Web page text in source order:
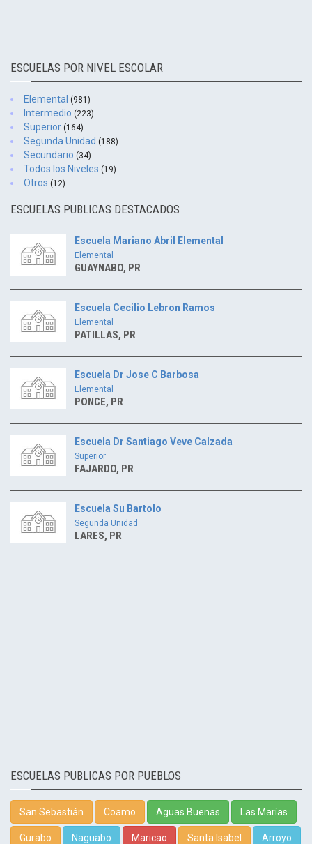
ESCUELAS POR NIVEL ESCOLAR
Elemental (981)
Intermedio (223)
Superior (164)
Segunda Unidad (188)
Secundario (34)
Todos los Niveles (19)
Otros (12)
ESCUELAS PUBLICAS DESTACADOS
Escuela Mariano Abril Elemental
Elemental
GUAYNABO, PR
Escuela Cecilio Lebron Ramos
Elemental
PATILLAS, PR
Escuela Dr Jose C Barbosa
Elemental
PONCE, PR
Escuela Dr Santiago Veve Calzada
Superior
FAJARDO, PR
Escuela Su Bartolo
Segunda Unidad
LARES, PR
ESCUELAS PUBLICAS POR PUEBLOS
San Sebastián Coamo Aguas Buenas Las Marías
Gurabo Naguabo Maricao Santa Isabel Arroyo